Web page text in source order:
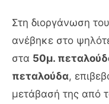
Στη διοργάνωση του
ανέβηκε στο
στα 50μ.
πεταλούδα,
μετάβασή της από